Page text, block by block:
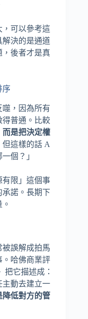
，可以參考這
解決的是通道
，後者才是真
序
，因為所有
得普通。比較
而是把決定權
但這樣的話 A
個？」
有限」這個事
承諾。長期下
被誤解成拍馬
。哈佛商業評
把它描述成：
主動去建立一
降低對方的管